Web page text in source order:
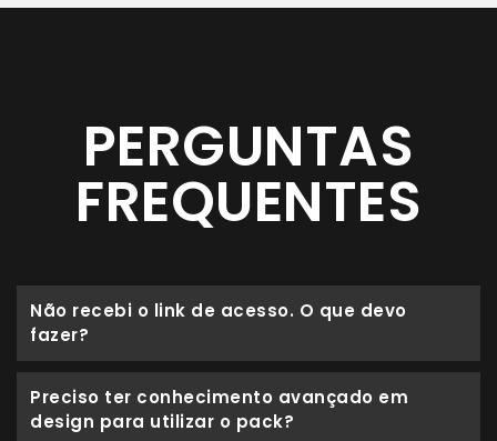
PERGUNTAS
FREQUENTES
Não recebi o link de acesso. O que devo
fazer?
Preciso ter conhecimento avançado em
design para utilizar o pack?